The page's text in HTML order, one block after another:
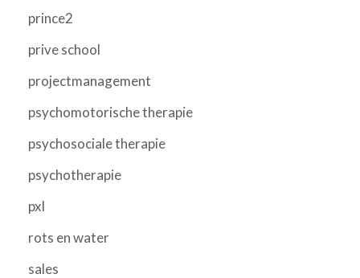
prince2
prive school
projectmanagement
psychomotorische therapie
psychosociale therapie
psychotherapie
pxl
rots en water
sales